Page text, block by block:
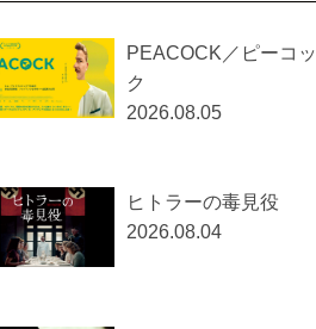
PEACOCK／ピーコッ
ク
2026.08.05
ヒトラーの毒見役
2026.08.04